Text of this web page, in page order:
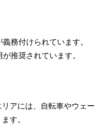
務付けられています。
推奨されています。
アには、自転車やウェー
す。